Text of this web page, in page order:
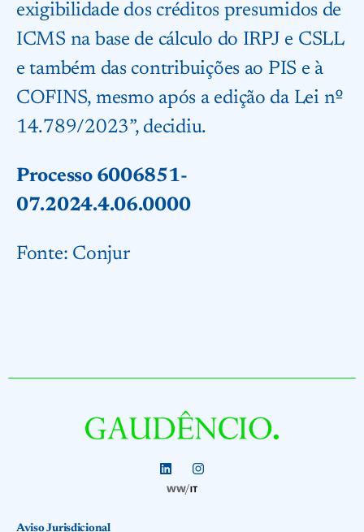
exigibilidade dos créditos presumidos de
ICMS na base de cálculo do IRPJ e CSLL
e também das contribuições ao PIS e à
COFINS, mesmo após a edição da Lei nº
14.789/2023”, decidiu.
Processo 6006851-
07.2024.4.06.0000
Fonte: Conjur
Aviso Jurisdicional